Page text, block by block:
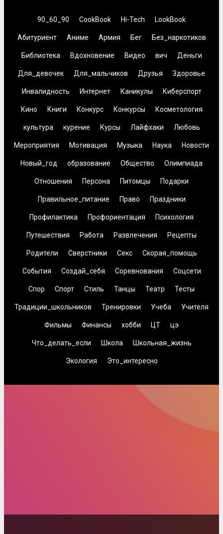
90_60_90 CookBook Hi-Tech LookBook
Абитуриент Аниме Армия Бег Без_наркотиков
Библиотека Вдохновение Видео вич Деньги
Для_девочек Для_мальчиков Друзья Здоровье
Инвалидность Интернет Каникулы Киберспорт
Кино Книги Конкурс Конкурсы Косметология
культура курение Курсы Лайфхаки Любовь
Мероприятия Мотивация Музыка Наука Новости
Новый_год образование Общество Олимпиада
Отношения Персона Питомцы Подарки
Правильное_питание Право Праздники
Профилактика Профориентация Психология
Путешествия Работа Развлечения Рецепты
Родители Сверстники Секс Скорая_помощь
События Создай_себя Соревнования Соцсети
Спор Спорт Стиль Танцы Театр Тесты
Традиции_школьников Тренировки Учеба Учителя
Фильмы Финансы хобби ЦТ цэ
Что_делать_если Школа Школьная_жизнь
Экология Это_интересно